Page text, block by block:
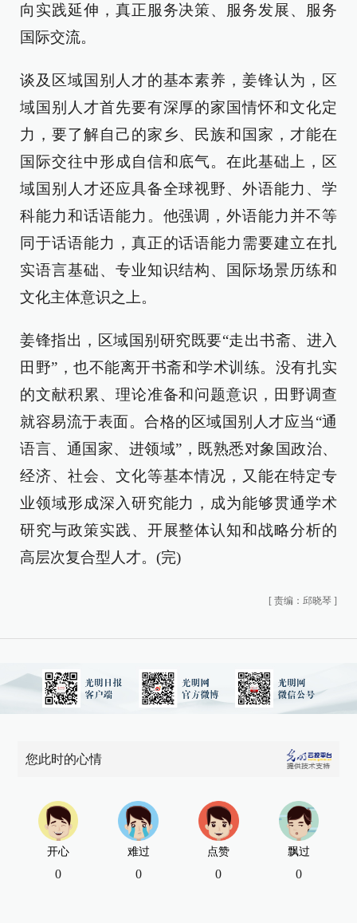
向实践延伸，真正服务决策、服务发展、服务
国际交流。
谈及区域国别人才的基本素养，姜锋认为，区
域国别人才首先要有深厚的家国情怀和文化定
力，要了解自己的家乡、民族和国家，才能在
国际交往中形成自信和底气。在此基础上，区
域国别人才还应具备全球视野、外语能力、学
科能力和话语能力。他强调，外语能力并不等
同于话语能力，真正的话语能力需要建立在扎
实语言基础、专业知识结构、国际场景历练和
文化主体意识之上。
姜锋指出，区域国别研究既要“走出书斋、进入
田野”，也不能离开书斋和学术训练。没有扎实
的文献积累、理论准备和问题意识，田野调查
就容易流于表面。合格的区域国别人才应当“通
语言、通国家、进领域”，既熟悉对象国政治、
经济、社会、文化等基本情况，又能在特定专
业领域形成深入研究能力，成为能够贯通学术
研究与政策实践、开展整体认知和战略分析的
高层次复合型人才。(完)
[ 责编：邱晓琴 ]
您此时的心情
开心
0
难过
0
点赞
0
飘过
0